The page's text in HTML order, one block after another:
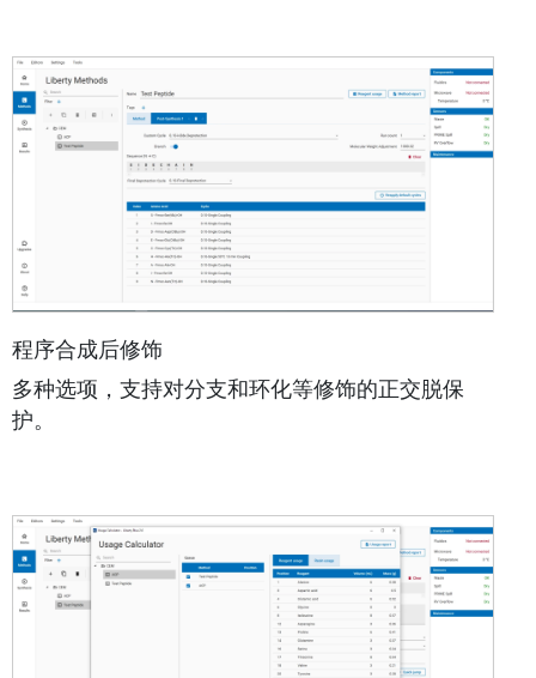
程序合成后修饰
多种选项，支持对分支和环化等修饰的正交脱保
护。